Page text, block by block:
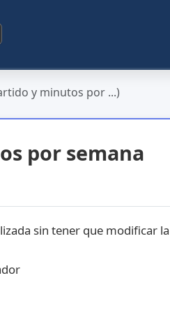
y minutos por ...)
por semana
sin tener que modificar